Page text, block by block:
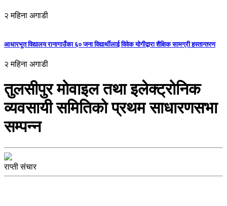
२ महिना अगाडी
आधारभूत विद्यालय रानागाउँका ६० जना विद्यार्थीलाई विवेक योगीद्वारा शैक्षिक सामग्री हस्तान्तरण
२ महिना अगाडी
तुलसीपुर मोवाइल तथा इलेक्ट्रोनिक
व्यवसायी समितिको प्रथम साधारणसभा
सम्पन्न
राप्ती संचार